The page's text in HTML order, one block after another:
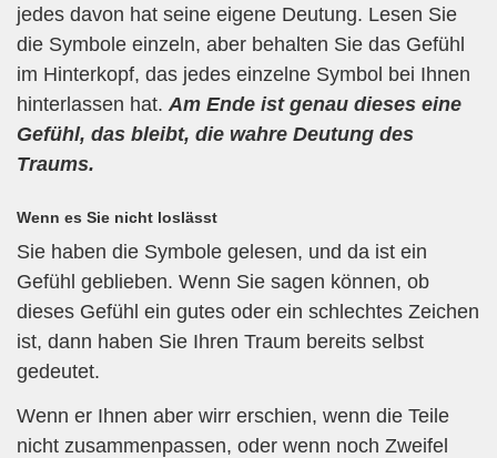
jedes davon hat seine eigene Deutung. Lesen Sie
die Symbole einzeln, aber behalten Sie das Gefühl
im Hinterkopf, das jedes einzelne Symbol bei Ihnen
hinterlassen hat. Am Ende ist genau dieses eine
Gefühl, das bleibt, die wahre Deutung des
Traums.
Wenn es Sie nicht loslässt
Sie haben die Symbole gelesen, und da ist ein
Gefühl geblieben. Wenn Sie sagen können, ob
dieses Gefühl ein gutes oder ein schlechtes Zeichen
ist, dann haben Sie Ihren Traum bereits selbst
gedeutet.
Wenn er Ihnen aber wirr erschien, wenn die Teile
nicht zusammenpassen, oder wenn noch Zweifel